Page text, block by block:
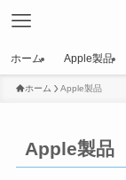
ホーム Apple製品
ホーム Apple製品
Apple製品